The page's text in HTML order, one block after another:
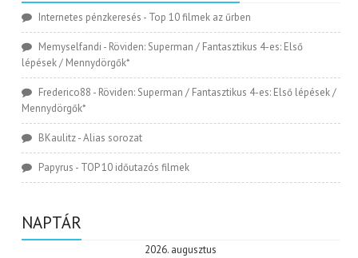
Internetes pénzkeresés - Top 10 filmek az űrben
Memyselfandi - Röviden: Superman / Fantasztikus 4-es: Első
lépések / Mennydörgők*
Frederico88 - Röviden: Superman / Fantasztikus 4-es: Első lépések /
Mennydörgők*
BKaulitz-Alias sorozat
Papyrus - TOP 10 időutazós filmek
NAPTÁR
2026. augusztus